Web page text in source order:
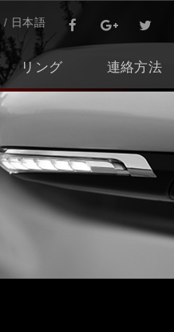
日本語
リング 連絡方法